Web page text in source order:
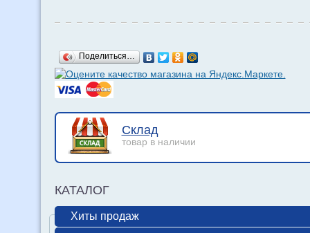
Поделиться…
Склад
товар в наличии
КАТАЛОГ
Хиты продаж